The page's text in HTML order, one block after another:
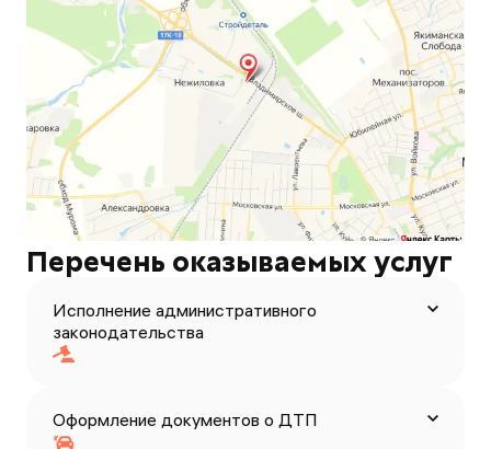
Перечень оказываемых услуг
Исполнение административного
законодательства
Оформление документов о ДТП